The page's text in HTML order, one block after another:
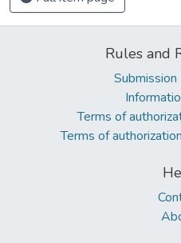
Rules and
Terms of
Terms of